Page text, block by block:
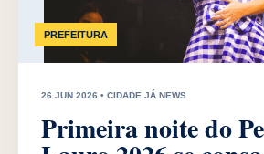
PREFEITURA
26 JUN 2026 • CIDADE JÁ NEWS
Primeira noite do